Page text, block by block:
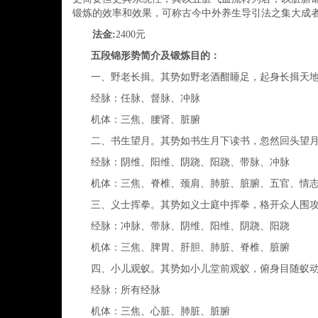
锻炼的效率和效果，可称古今中外养生导引法之集大成者
法金:2400元
五段锦形势简介及锻炼目的：
一、野老长揖。 其势如野老酒酣睡足，起身长揖天地
经脉：任脉、督脉、冲脉
机体：三焦、腰肾、脏腑
二、书生望月。 其势如书生月下读书，忽然回头望月
经脉：阴维、阳维、阴跷、阳跷、带脉、冲脉
机体：三焦、脊椎、颈肩、肺脏、脏腑、五官、情
三、义士挥拳。 其势如义士庭中挥拳，格开众人围攻
经脉：冲脉、带脉、阴维、阳维、阴跷、阳跷
机体：三焦、脾胃、肝胆、肺脏、脊椎、脏腑
四、小儿观蚁。 其势如小儿堂前观蚁，俯身目随蚁动
经脉：所有经脉
机体：三焦、心脏、肺脏、脏腑